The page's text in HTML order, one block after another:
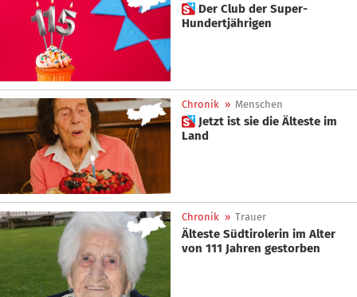
 Der Club der Super-
Hundertjährigen
Chronik » Menschen
 Jetzt ist sie die Älteste im
Land
Chronik » Trauer
Älteste Südtirolerin im Alter
von 111 Jahren gestorben